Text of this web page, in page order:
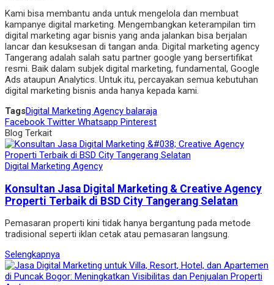
Kami bisa membantu anda untuk mengelola dan membuat
kampanye digital marketing. Mengembangkan keterampilan tim
digital marketing agar bisnis yang anda jalankan bisa berjalan
lancar dan kesuksesan di tangan anda. Digital marketing agency
Tangerang adalah salah satu partner google yang bersertifikat
resmi. Baik dalam subjek digital marketing, fundamental, Google
Ads ataupun Analytics. Untuk itu, percayakan semua kebutuhan
digital marketing bisnis anda hanya kepada kami.
TagsDigital Marketing Agency balaraja
Facebook Twitter Whatsapp Pinterest
Blog Terkait
Digital Marketing Agency
Konsultan Jasa Digital Marketing & Creative Agency
Properti Terbaik di BSD City Tangerang Selatan
Pemasaran properti kini tidak hanya bergantung pada metode
tradisional seperti iklan cetak atau pemasaran langsung.
Selengkapnya